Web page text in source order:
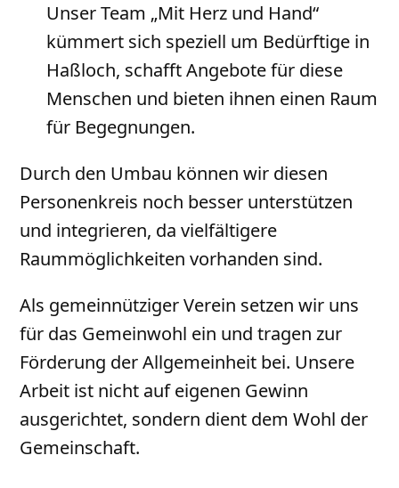
Unser Team „Mit Herz und Hand“
kümmert sich speziell um Bedürftige in
Haßloch, schafft Angebote für diese
Menschen und bieten ihnen einen Raum
für Begegnungen.
Durch den Umbau können wir diesen
Personenkreis noch besser unterstützen
und integrieren, da vielfältigere
Raummöglichkeiten vorhanden sind.
Als gemeinnütziger Verein setzen wir uns
für das Gemeinwohl ein und tragen zur
Förderung der Allgemeinheit bei. Unsere
Arbeit ist nicht auf eigenen Gewinn
ausgerichtet, sondern dient dem Wohl der
Gemeinschaft.